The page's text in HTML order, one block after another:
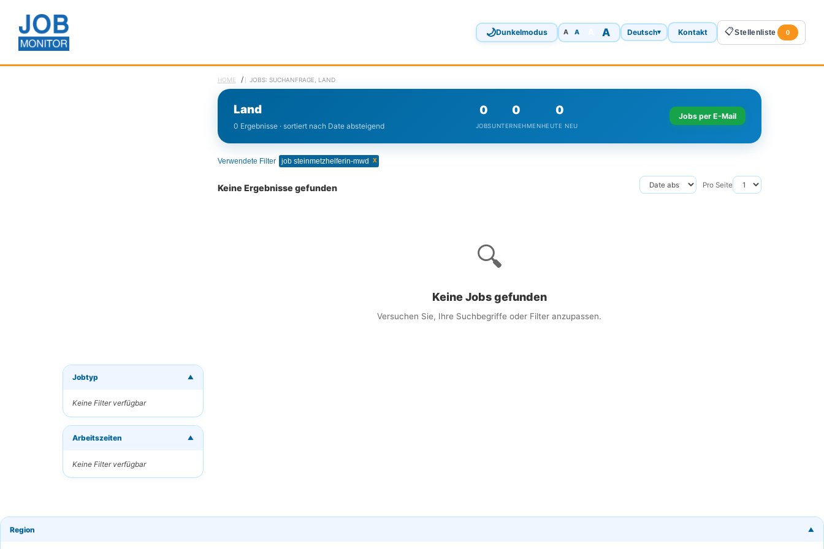
🌙Dunkelmodus A A A Deutsch▾ Kontakt 📋Stellenliste 0
HOME / JOBS: SUCHANFRAGE, LAND
Land
0 Ergebnisse · sortiert nach Date absteigend
0
JOBS
0
UNTERNEHMEN
0
HEUTE NEU
Jobs per E-Mail
Verwendete Filter job steinmetzhelferin-mwd x
Keine Ergebnisse gefunden Pro Seite
🔍
Keine Jobs gefunden
Versuchen Sie, Ihre Suchbegriffe oder Filter anzupassen.
Jobtyp ▼
Keine Filter verfügbar
Arbeitszeiten ▼
Keine Filter verfügbar
Region ▼